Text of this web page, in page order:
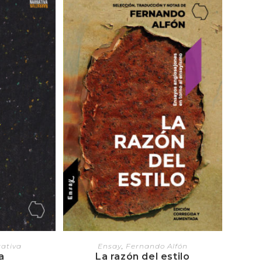
AGREGAR AL CARRITO
Ensay, Fernando Alfón
La razón del estilo